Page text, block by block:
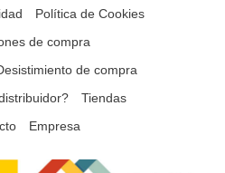
Política de Cookies
de compra
de compra
Tiendas
Empresa